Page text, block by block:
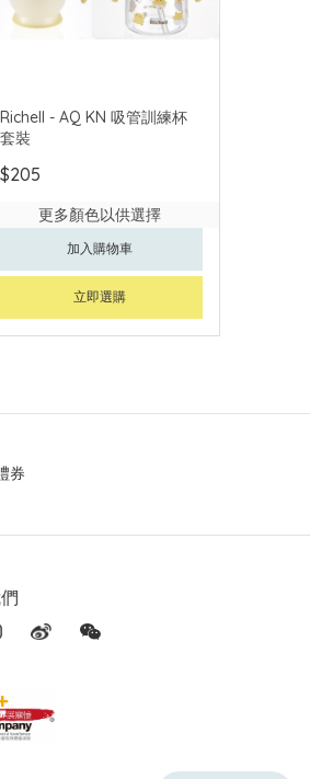
Richell - AQ KN 吸管訓練杯
套裝
$205
更多顏色以供選擇
加入購物車
立即選購
券